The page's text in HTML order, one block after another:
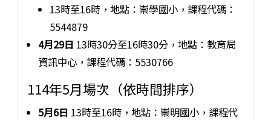
13時至16時，地點：崇學國小，課程代碼：
5544879
4月29日 13時30分至16時30分，地點：教育局
資訊中心，課程代碼：5530766
114年5月場次（依時間排序）
5月6日 13時至16時，地點：崇明國小，課程代